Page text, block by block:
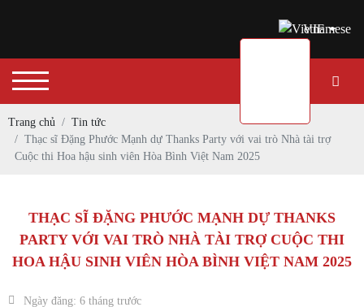
VIE
Trang chủ
Tin tức
Thạc sĩ Đặng Phước Mạnh dự Thanks Party với vai trò Nhà tài trợ
Cuộc thi Hoa hậu sinh viên Hòa Bình Việt Nam 2025
THẠC SĨ ĐẶNG PHƯỚC MẠNH DỰ THANKS
PARTY VỚI VAI TRÒ NHÀ TÀI TRỢ CUỘC THI
HOA HẬU SINH VIÊN HÒA BÌNH VIỆT NAM 2025
Ngày đăng: 6 tháng trước